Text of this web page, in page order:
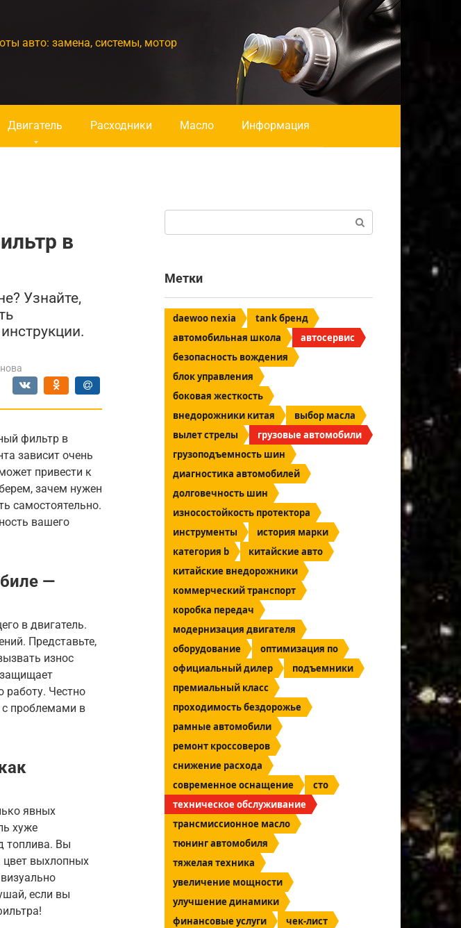
авто: замена, системы, мотор
Двигатель Расходники Масло Информация
в
Узнайте,
фильтр в
зависит очень
привести к
зачем нужен
самостоятельно.
вашего
—
в двигатель.
Представьте,
износ
работу. Честно
с проблемами в
явных
хуже
топлива. Вы
цвет выхлопных
если вы
Метки
daewoo nexia
tank бренд
автомобильная школа
автосервис
безопасность вождения
блок управления
боковая жесткость
внедорожники китая
выбор масла
вылет стрелы
грузовые автомобили
грузоподъемность шин
диагностика автомобилей
долговечность шин
износостойкость протектора
инструменты
история марки
категория b
китайские авто
китайские внедорожники
коммерческий транспорт
коробка передач
модернизация двигателя
оборудование
оптимизация по
официальный дилер
подъемники
премиальный класс
проходимость бездорожье
рамные автомобили
ремонт кроссоверов
снижение расхода
современное оснащение
сто
техническое обслуживание
трансмиссионное масло
тюнинг автомобиля
тяжелая техника
увеличение мощности
улучшение динамики
финансовые услуги
чек-лист